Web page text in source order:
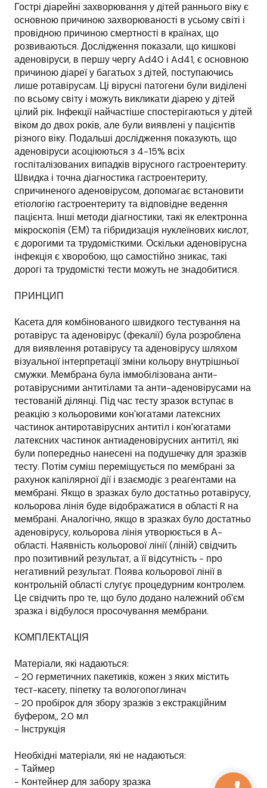
Гострі діарейні захворювання у дітей раннього віку є
основною причиною захворюваності в усьому світі і
провідною причиною смертності в країнах, що
розвиваються. Дослідження показали, що кишкові
аденовіруси, в першу чергу Ad40 і Ad41, є основною
причиною діареї у багатьох з дітей, поступаючись
лише ротавірусам. Ці вірусні патогени були виділені
по всьому світу і можуть викликати діарею у дітей
цілий рік. Інфекції найчастіше спостерігаються у дітей
віком до двох років, але були виявлені у пацієнтів
різного віку. Подальші дослідження показують, що
аденовіруси асоціюються з 4-15% всіх
госпіталізованих випадків вірусного гастроентериту.
Швидка і точна діагностика гастроентериту,
спричиненого аденовірусом, допомагає встановити
етіологію гастроентериту та відповідне ведення
пацієнта. Інші методи діагностики, такі як електронна
мікроскопія (ЕМ) та гібридизація нуклеїнових кислот,
є дорогими та трудомісткими. Оскільки аденовірусна
інфекція є хворобою, що самостійно зникає, такі
дорогі та трудомісткі тести можуть не знадобитися.
ПРИНЦИП
Касета для комбінованого швидкого тестування на
ротавірус та аденовірус (фекалії) була розроблена
для виявлення ротавірусу та аденовірусу шляхом
візуальної інтерпретації зміни кольору внутрішньої
смужки. Мембрана була іммобілізована анти-
ротавірусними антитілами та анти-аденовірусами на
тестованій ділянці. Під час тесту зразок вступає в
реакцію з кольоровими кон'югатами латексних
частинок антиротавірусних антитіл і кон'югатами
латексних частинок антиаденовірусних антитіл, які
були попередньо нанесені на подушечку для зразків
тесту. Потім суміш переміщується по мембрані за
рахунок капілярної дії і взаємодіє з реагентами на
мембрані. Якщо в зразках було достатньо ротавірусу,
кольорова лінія буде відображатися в області R на
мембрані. Аналогічно, якщо в зразках було достатньо
аденовірусу, кольорова лінія утворюється в А-
області. Наявність кольорової лінії (ліній) свідчить
про позитивний результат, а її відсутність - про
негативний результат. Поява кольорової лінії в
контрольній області слугує процедурним контролем.
Це свідчить про те, що було додано належний об'єм
зразка і відбулося просочування мембрани.
КОМПЛЕКТАЦІЯ
Матеріали, які надаються:
- 20 герметичних пакетиків, кожен з яких містить
тест-касету, піпетку та вологопоглинач
- 20 пробірок для збору зразків з екстракційним
буфером,, 2.0 мл
- Інструкція
Необхідні матеріали, які не надаються:
- Таймер
- Контейнер для забору зразка